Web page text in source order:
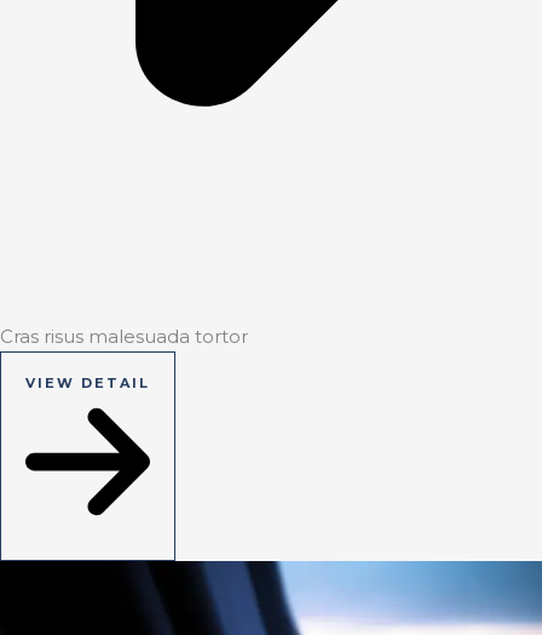
Cras risus malesuada tortor
VIEW DETAIL